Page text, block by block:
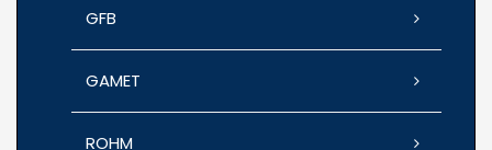
GFB
GAMET
ROHM